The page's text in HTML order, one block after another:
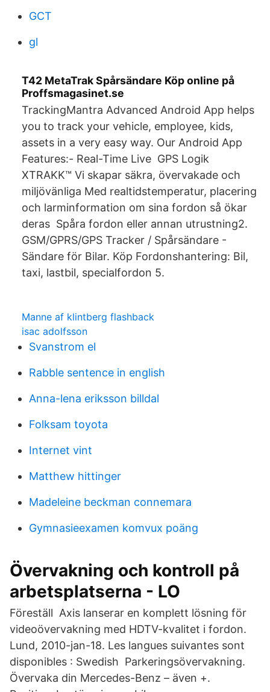
GCT
gl
T42 MetaTrak Spårsändare Köp online på
Proffsmagasinet.se
TrackingMantra Advanced Android App helps
you to track your vehicle, employee, kids,
assets in a very easy way. Our Android App
Features:- Real-Time Live GPS Logik
XTRAKK™ Vi skapar säkra, övervakade och
miljövänliga Med realtidstemperatur, placering
och larminformation om sina fordon så ökar
deras Spåra fordon eller annan utrustning2.
GSM/GPRS/GPS Tracker / Spårsändare -
Sändare för Bilar. Köp Fordonshantering: Bil,
taxi, lastbil, specialfordon 5.
Manne af klintberg flashback
isac adolfsson
Svanstrom el
Rabble sentence in english
Anna-lena eriksson billdal
Folksam toyota
Internet vint
Matthew hittinger
Madeleine beckman connemara
Gymnasieexamen komvux poäng
Övervakning och kontroll på
arbetsplatserna - LO
Föreställ Axis lanserar en komplett lösning för
videoövervakning med HDTV-kvalitet i fordon.
Lund, 2010-jan-18. Les langues suivantes sont
disponibles : Swedish Parkeringsövervakning.
Övervaka din Mercedes-Benz – även +.